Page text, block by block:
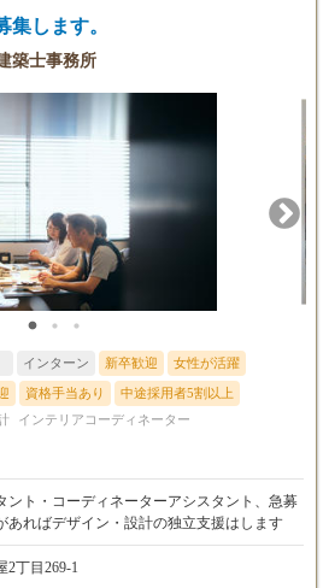
しい仕事です。
集します。
築士事務所
インターン 新卒歓迎 女性が活躍
資格手当あり
中途採用者5割以上
インテリアコーディネーター
ント・コーディネーターアシスタント、急募
ればデザイン・設計の独立支援はします
2丁目269-1